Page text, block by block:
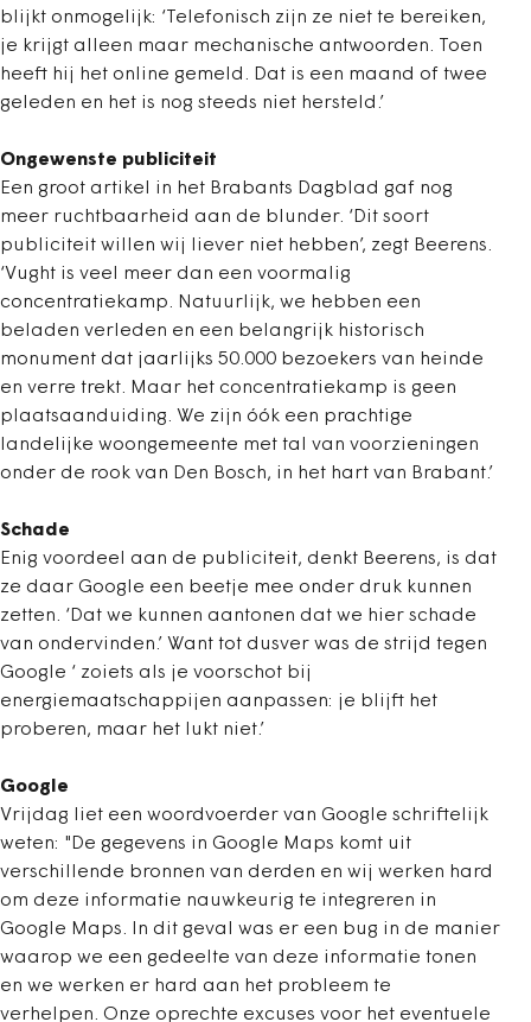
blijkt onmogelijk: ‘Telefonisch zijn ze niet te bereiken,
je krijgt alleen maar mechanische antwoorden. Toen
heeft hij het online gemeld. Dat is een maand of twee
geleden en het is nog steeds niet hersteld.’
Ongewenste publiciteit
Een groot artikel in het Brabants Dagblad gaf nog
meer ruchtbaarheid aan de blunder. ‘Dit soort
publiciteit willen wij liever niet hebben’, zegt Beerens.
‘Vught is veel meer dan een voormalig
concentratiekamp. Natuurlijk, we hebben een
beladen verleden en een belangrijk historisch
monument dat jaarlijks 50.000 bezoekers van heinde
en verre trekt. Maar het concentratiekamp is geen
plaatsaanduiding. We zijn óók een prachtige
landelijke woongemeente met tal van voorzieningen
onder de rook van Den Bosch, in het hart van Brabant.’
Schade
Enig voordeel aan de publiciteit, denkt Beerens, is dat
ze daar Google een beetje mee onder druk kunnen
zetten. ‘Dat we kunnen aantonen dat we hier schade
van ondervinden.’ Want tot dusver was de strijd tegen
Google ‘ zoiets als je voorschot bij
energiemaatschappijen aanpassen: je blijft het
proberen, maar het lukt niet.’
Google
Vrijdag liet een woordvoerder van Google schriftelijk
weten: "De gegevens in Google Maps komt uit
verschillende bronnen van derden en wij werken hard
om deze informatie nauwkeurig te integreren in
Google Maps. In dit geval was er een bug in de manier
waarop we een gedeelte van deze informatie tonen
en we werken er hard aan het probleem te
verhelpen. Onze oprechte excuses voor het eventuele